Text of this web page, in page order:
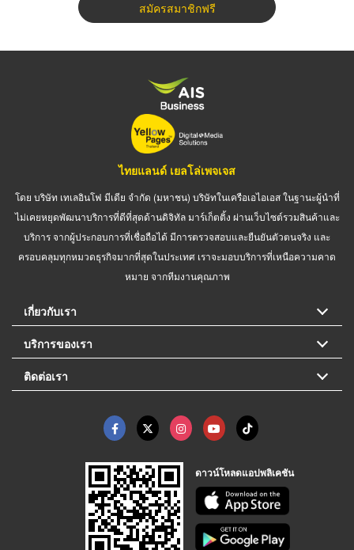
สมัครสมาชิกฟรี
ไทยแลนด์ เยลโล่เพจเจส
โดย บริษัท เทเลอินโฟ มีเดีย จำกัด (มหาชน) บริษัทในเครือเอไอเอส ในฐานะผู้นำที่
ไม่เคยหยุดพัฒนาบริการที่ดีที่สุดด้านดิจิทัล มาร์เก็ตติ้ง ผ่านเว็บไซต์รวมสินค้าและ
บริการ จากผู้ประกอบการที่เชื่อถือได้ มีการตรวจสอบและยืนยันตัวตนจริง และ
ครอบคลุมทุกหมวดธุรกิจมากที่สุดในประเทศ เราจะมอบบริการที่เหนือความคาด
หมาย จากทีมงานคุณภาพ
เกี่ยวกับเรา
บริการของเรา
ติดต่อเรา
ดาวน์โหลดแอปพลิเคชัน